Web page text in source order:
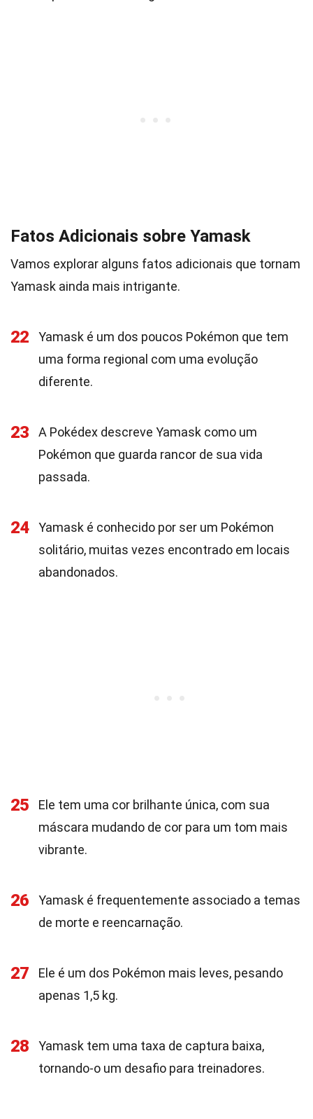
Fatos Adicionais sobre Yamask
Vamos explorar alguns fatos adicionais que tornam
Yamask ainda mais intrigante.
22
Yamask é um dos poucos Pokémon que tem
uma forma regional com uma evolução
diferente.
23
A Pokédex descreve Yamask como um
Pokémon que guarda rancor de sua vida
passada.
24
Yamask é conhecido por ser um Pokémon
solitário, muitas vezes encontrado em locais
abandonados.
25
Ele tem uma cor brilhante única, com sua
máscara mudando de cor para um tom mais
vibrante.
26
Yamask é frequentemente associado a temas
de morte e reencarnação.
27
Ele é um dos Pokémon mais leves, pesando
apenas 1,5 kg.
28
Yamask tem uma taxa de captura baixa,
tornando-o um desafio para treinadores.